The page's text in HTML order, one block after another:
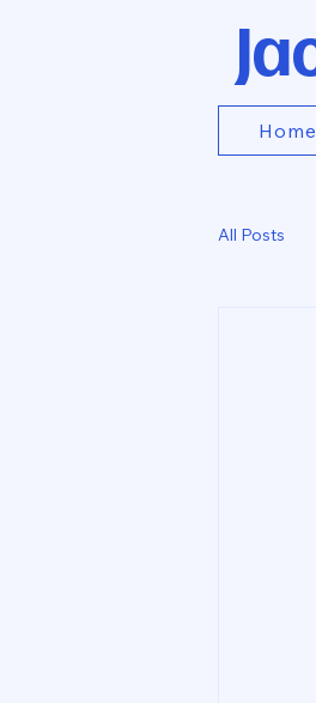
Home
All Posts